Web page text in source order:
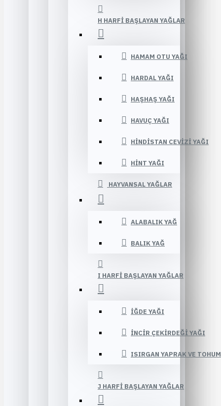
H HARFI BAŞLAYAN YAĞLAR
HAMAM OTU YAĞI
HARDAL YAĞI
HAŞHAŞ YAĞI
HAVUÇ YAĞI
HINDISTAN CEVIZI YAĞI
HINT YAĞI
HAYVANSAL YAĞLAR
ALABALIK YAĞ
BALIK YAĞ
I HARFI BAŞLAYAN YAĞLAR
İĞDE YAĞI
İNCIR ÇEKIRDEĞI YAĞI
ISIRGAN YAPRAK VE
J HARFI BAŞLAYAN YAĞLAR